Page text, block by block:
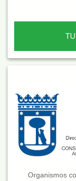
Organismos